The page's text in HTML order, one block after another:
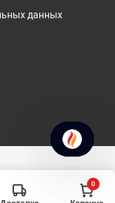
0
данных